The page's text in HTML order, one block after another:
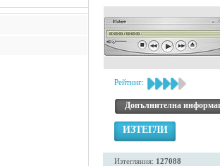
Рейтинг:
Допълнителна
ИЗТЕГЛИ
Изтегляния: 127088